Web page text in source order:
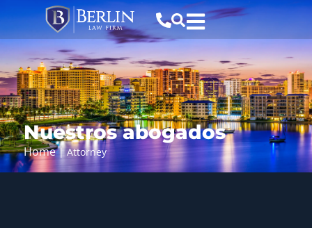
Nuestros abogados
Home|Attorney